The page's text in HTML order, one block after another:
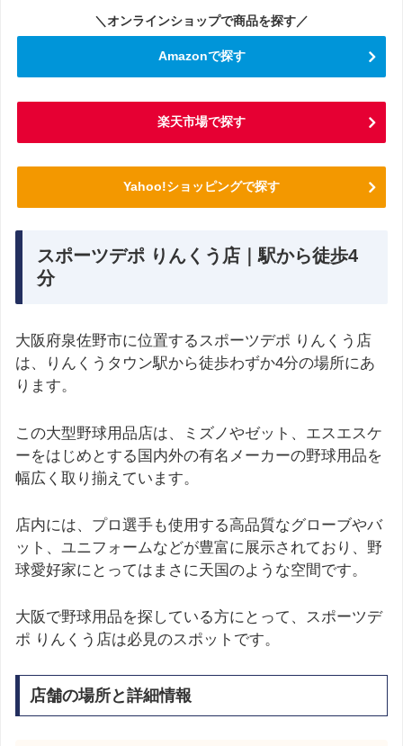
＼オンラインショップで商品を探す／
Amazonで探す
楽天市場で探す
Yahoo!ショッピングで探す
スポーツデポ りんくう店｜駅から徒歩4
分
大阪府泉佐野市に位置するスポーツデポ りんくう店
は、りんくうタウン駅から徒歩わずか4分の場所にあ
ります。
この大型野球用品店は、ミズノやゼット、エスエスケ
ーをはじめとする国内外の有名メーカーの野球用品を
幅広く取り揃えています。
店内には、プロ選手も使用する高品質なグローブやバ
ット、ユニフォームなどが豊富に展示されており、野
球愛好家にとってはまさに天国のような空間です。
大阪で野球用品を探している方にとって、スポーツデ
ポ りんくう店は必見のスポットです。
店舗の場所と詳細情報